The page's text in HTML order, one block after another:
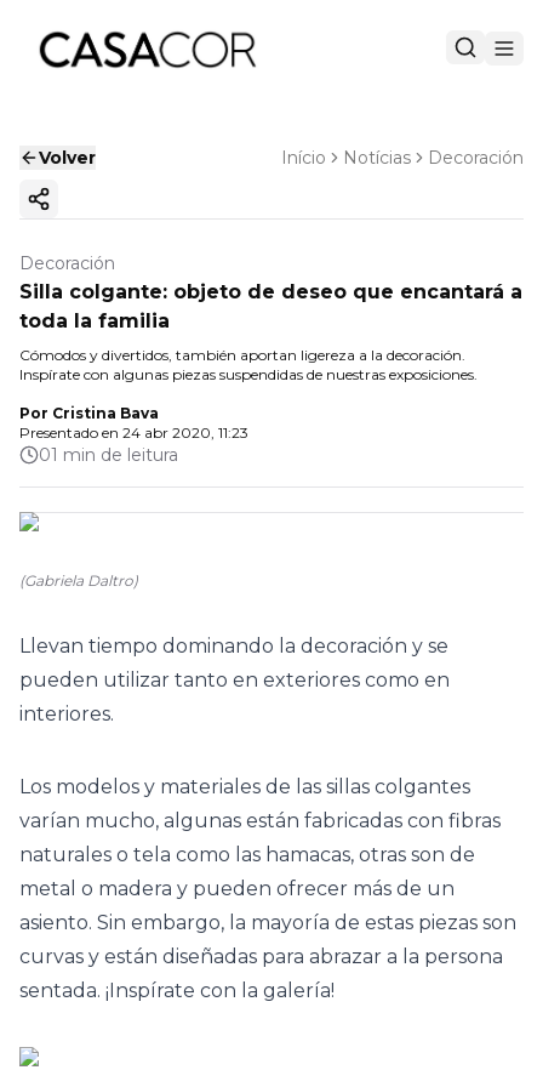
Volver Início Notícias Decoración
Copiar enlace
Decoración
Silla colgante: objeto de deseo que encantará a
toda la familia
Cómodos y divertidos, también aportan ligereza a la decoración.
Inspírate con algunas piezas suspendidas de nuestras exposiciones.
Por Cristina Bava
Presentado en 24 abr 2020, 11:23
01 min de leitura
(Gabriela Daltro)
Llevan tiempo dominando la decoración y se
pueden utilizar tanto en exteriores como en
interiores.
Los modelos y materiales de las sillas colgantes
varían mucho, algunas están fabricadas con fibras
naturales o tela como las hamacas, otras son de
metal o madera y pueden ofrecer más de un
asiento. Sin embargo, la mayoría de estas piezas son
curvas y están diseñadas para abrazar a la persona
sentada. ¡Inspírate con la galería!